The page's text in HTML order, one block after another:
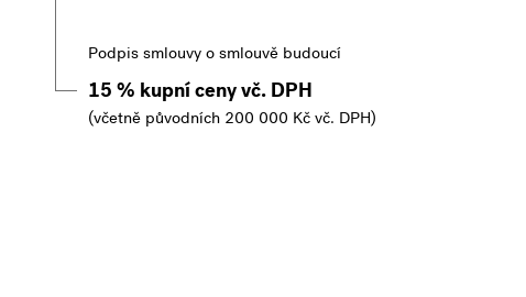
Podpis smlouvy o smlouvě budoucí
15 % kupní ceny vč. DPH
(včetně původních 200 000 Kč vč. DPH)